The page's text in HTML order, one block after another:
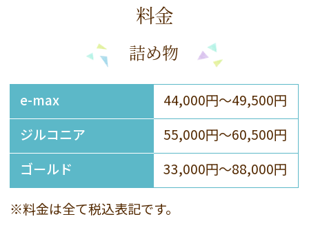
料金
詰め物
e-max
44,000円～49,500円
ジルコニア
55,000円～60,500円
ゴールド
33,000円～88,000円
※料金は全て税込表記です。